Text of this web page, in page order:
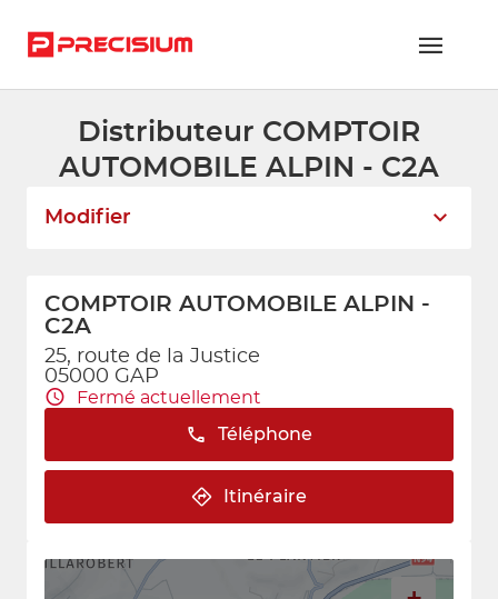
RÉSEAU PRECISIUM
NOUS REJOINDRE
CONTACTEZ-NOUS
ESPACE ADHÉRENT
Distributeur COMPTOIR
AUTOMOBILE ALPIN - C2A
Modifier
COMPTOIR AUTOMOBILE ALPIN -
C2A
25, route de la Justice
05000 GAP
Fermé actuellement
Téléphone
Itinéraire